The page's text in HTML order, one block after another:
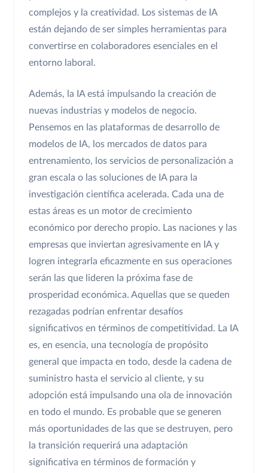
complejos y la creatividad. Los sistemas de IA
están dejando de ser simples herramientas para
convertirse en colaboradores esenciales en el
entorno laboral.
Además, la IA está impulsando la creación de
nuevas industrias y modelos de negocio.
Pensemos en las plataformas de desarrollo de
modelos de IA, los mercados de datos para
entrenamiento, los servicios de personalización a
gran escala o las soluciones de IA para la
investigación científica acelerada. Cada una de
estas áreas es un motor de crecimiento
económico por derecho propio. Las naciones y las
empresas que inviertan agresivamente en IA y
logren integrarla eficazmente en sus operaciones
serán las que lideren la próxima fase de
prosperidad económica. Aquellas que se queden
rezagadas podrían enfrentar desafíos
significativos en términos de competitividad. La IA
es, en esencia, una tecnología de propósito
general que impacta en todo, desde la cadena de
suministro hasta el servicio al cliente, y su
adopción está impulsando una ola de innovación
en todo el mundo. Es probable que se generen
más oportunidades de las que se destruyen, pero
la transición requerirá una adaptación
significativa en términos de formación y